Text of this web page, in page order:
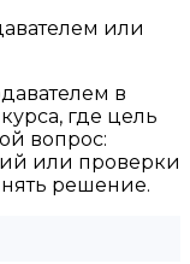
или
в
где цель
вопрос:
или проверки
решение.